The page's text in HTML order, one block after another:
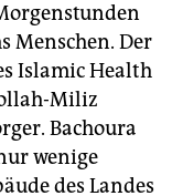
Menschen. Der
Islamic Health
Miliz
Bachoura
wenige
des Landes